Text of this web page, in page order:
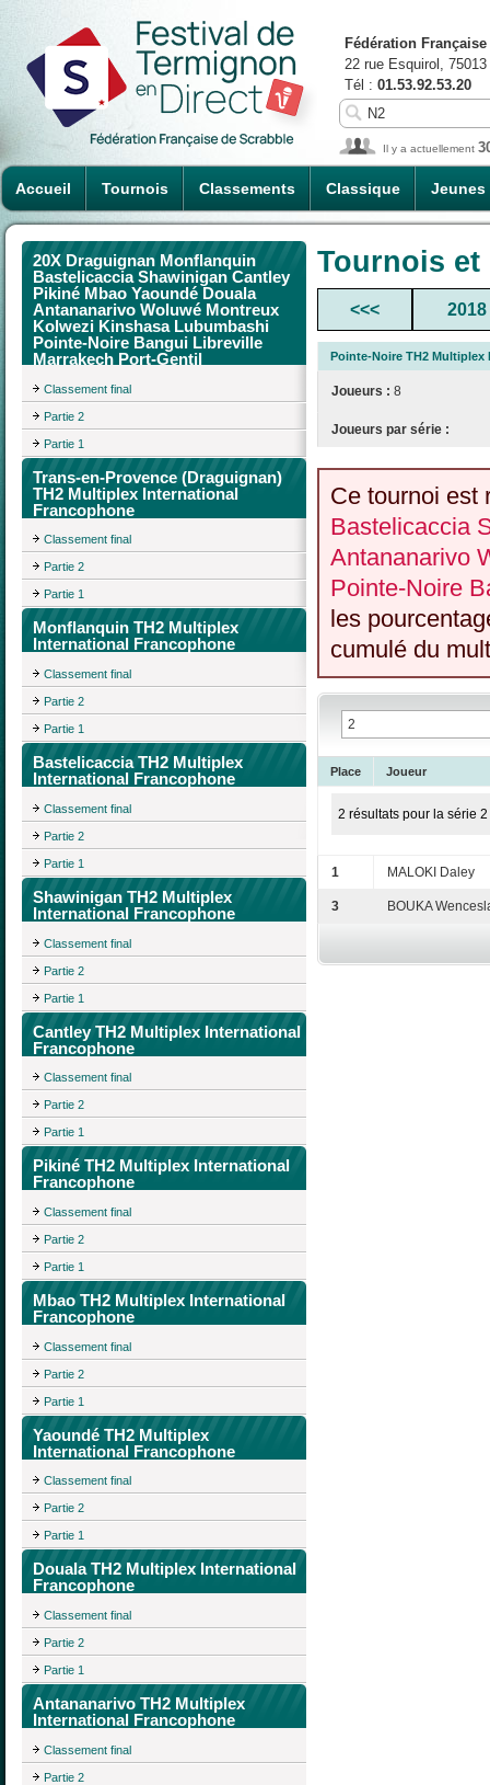
Accueil Tournois Classements Classique Jeunes
Fédération
22 rue Esquirol,
Tél : 01.53.92.53.20
Il y a actuellement
20X Draguignan Monflanquin
Bastelicaccia Shawinigan Cantley
Pikiné Mbao Yaoundé Douala
Antananarivo Woluwé Montreux
Kolwezi Kinshasa Lubumbashi
Pointe-Noire Bangui Libreville
Marrakech Port-Gentil
Classement final
Partie 2
Partie 1
Trans-en-Provence (Draguignan)
TH2 Multiplex International
Francophone
Classement final
Partie 2
Partie 1
Monflanquin TH2 Multiplex
International Francophone
Classement final
Partie 2
Partie 1
Bastelicaccia TH2 Multiplex
International Francophone
Classement final
Partie 2
Partie 1
Shawinigan TH2 Multiplex
International Francophone
Classement final
Partie 2
Partie 1
Cantley TH2 Multiplex International
Francophone
Classement final
Partie 2
Partie 1
Pikiné TH2 Multiplex International
Francophone
Classement final
Partie 2
Partie 1
Mbao TH2 Multiplex International
Francophone
Classement final
Partie 2
Partie 1
Yaoundé TH2 Multiplex
International Francophone
Classement final
Partie 2
Partie 1
Douala TH2 Multiplex International
Francophone
Classement final
Partie 2
Partie 1
Antananarivo TH2 Multiplex
International Francophone
Classement final
Partie 2
Tournois
<<< 2018
Pointe-Noire TH2
Joueurs : 8
Joueurs par série :
Ce tournoi est
Bastelicaccia
Antananarivo
Pointe-Noire
les
cumulé du
Place Joueur
2 résultats pour la série 2
1 MALOKI Daley
3 BOUKA